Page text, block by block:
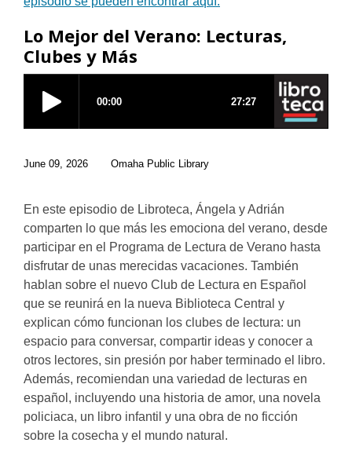
Lo Mejor del Verano: Lecturas,
Clubes y Más
June 09, 2026 Omaha Public Library
En este episodio de Libroteca, Ángela y Adrián
comparten lo que más les emociona del verano, desde
participar en el Programa de Lectura de Verano hasta
disfrutar de unas merecidas vacaciones. También
hablan sobre el nuevo Club de Lectura en Español
que se reunirá en la nueva Biblioteca Central y
explican cómo funcionan los clubes de lectura: un
espacio para conversar, compartir ideas y conocer a
otros lectores, sin presión por haber terminado el libro.
Además, recomiendan una variedad de lecturas en
español, incluyendo una historia de amor, una novela
policiaca, un libro infantil y una obra de no ficción
sobre la cosecha y el mundo natural.